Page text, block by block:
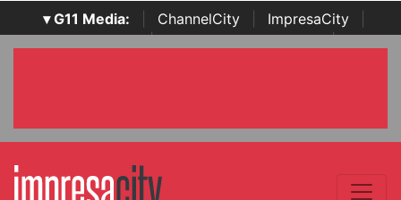
▾ G11 Media: ChannelCity ImpresaCity
SecurityOpenLab | Italian Channel Awards | Italian